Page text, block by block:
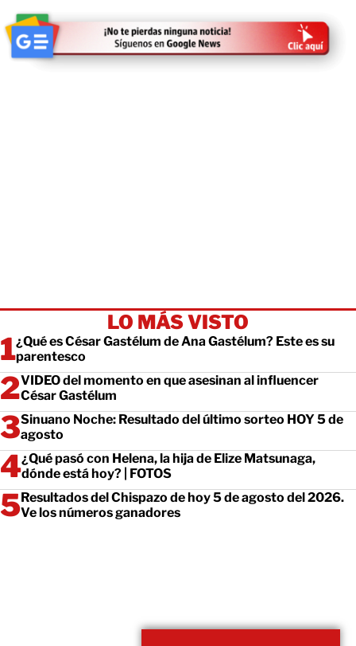
LO MÁS VISTO
¿Qué es César Gastélum de Ana Gastélum? Este es su
parentesco
VIDEO del momento en que asesinan al influencer
César Gastélum
Sinuano Noche: Resultado del último sorteo HOY 5 de
agosto
¿Qué pasó con Helena, la hija de Elize Matsunaga,
dónde está hoy? | FOTOS
Resultados del Chispazo de hoy 5 de agosto del 2026.
Ve los números ganadores